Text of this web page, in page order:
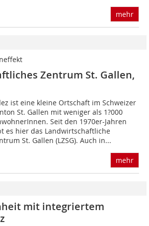
mehr
Zentrum St. Gallen,
ist eine kleine Ortschaft im Schweizer
St. Gallen mit weniger als 1?000
Seit den 1970er-Jahren
es hier das Landwirtschaftliche
St. Gallen (LZSG). Auch in...
mehr
mit integriertem